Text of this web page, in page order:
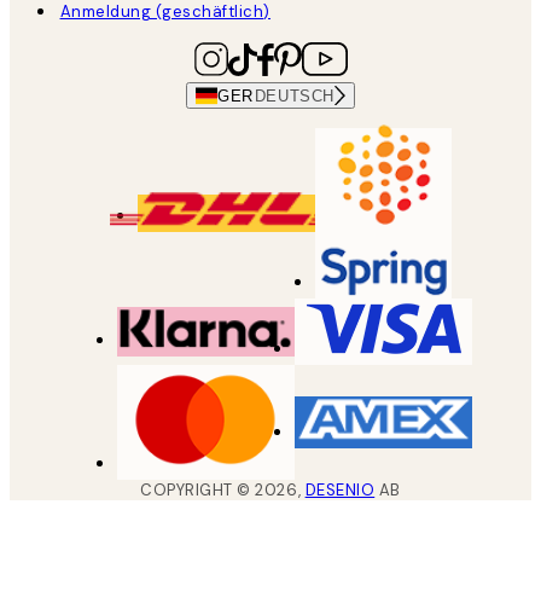
Anmeldung (geschäftlich)
GER DEUTSCH
COPYRIGHT ©2026, DESENIO AB